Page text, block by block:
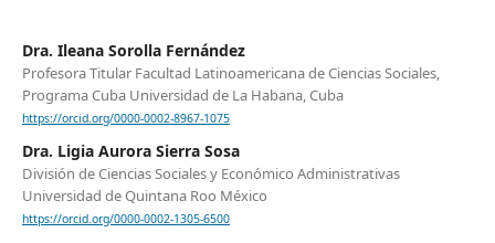
Dra. Ileana Sorolla Fernández
Profesora Titular Facultad Latinoamericana de Ciencias Sociales,
Programa Cuba Universidad de La Habana, Cuba
https://orcid.org/0000-0002-8967-1075
Dra. Ligia Aurora Sierra Sosa
División de Ciencias Sociales y Económico Administrativas
Universidad de Quintana Roo México
https://orcid.org/0000-0002-1305-6500